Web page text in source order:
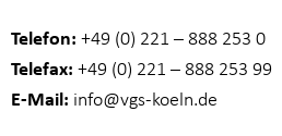
Telefon: +49 (0) 221 – 888 253 0
Telefax: +49 (0) 221 – 888 253 99
E-Mail: info@vgs-koeln.de